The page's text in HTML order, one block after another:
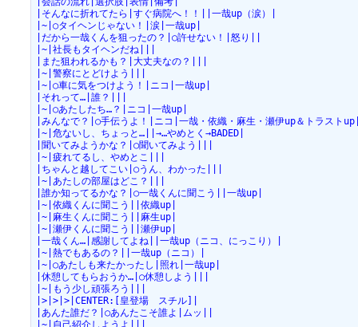
|そんなに折れてたら|すぐ病院へ！！||一哉up（涙）|
|~|○タイヘンじゃない！|涙|一哉up|
|だから一哉くんを狙ったの？|○許せない！|怒り||
|~|社長もタイヘンだね|||
|また狙われるかも？|大丈夫なの？|||
|~|警察にとどけよう|||
|~|○車に気をつけよう！|ニコ|一哉up|
|それって…|誰？|||
|~|○あたしたち…？|ニコ|一哉up|
|みんなで？|○手伝うよ！|ニコ|一哉・依織・麻生・瀬伊up＆トラスト
|~|危ないし、ちょっと…||→…やめとく→BADED|
|聞いてみようかな？|○聞いてみよう|||
|~|疲れてるし、やめとこ|||
|ちゃんと越してこい|○うん、わかった|||
|~|あたしの部屋はどこ？|||
|誰か知ってるかな？|○一哉くんに聞こう||一哉up|
|~|依織くんに聞こう||依織up|
|~|麻生くんに聞こう||麻生up|
|~|瀬伊くんに聞こう||瀬伊up|
|一哉くん…|感謝してよね||一哉up（ニコ、にっこり）|
|~|熱でもあるの？||一哉up（ニコ）|
|~|○あたしも来たかったし|照れ|一哉up|
|休憩してもらおうか…|○休憩しよう|||
|~|もう少し頑張ろう|||
|>|>|>|CENTER:[皇登場　スチル]|
|あんた誰だ？|○あんたこそ誰よ|ムッ||
|~|自己紹介しようよ|||